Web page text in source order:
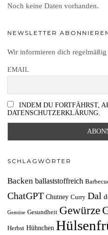
Noch keine Daten vorhanden.
NEWSLETTER
Wir informieren dich regelmäßig
EMAIL
INDEM DU FORTFÄHRST,
DATENSCHUTZERKLÄRUNG.
SCHLAGWÖRTER
Backen ballaststoffreich
ChatGPT Chutney Curry Dal
Gemüse Gesundheit Gewürze
Herbst Hühnchen